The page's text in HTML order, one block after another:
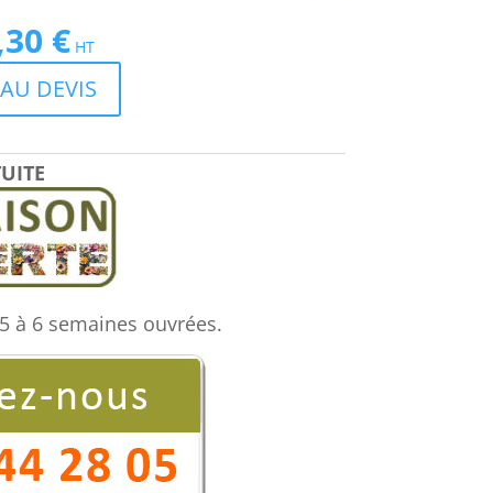
€Le
prix
actuel
est :
HT
DEVIS
5 à 6 semaines ouvrées.